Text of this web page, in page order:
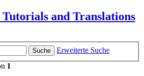
and Translations
Suche
Erweiterte Suche
1